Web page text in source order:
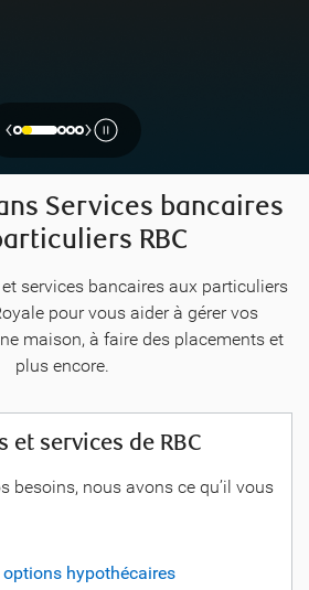
‹ ›
Services bancaires
RBC
services bancaires aux particuliers
pour vous aider à gérer vos
maison, à faire des placements et
plus encore.
et services de RBC
besoins, nous avons ce qu’il vous
options hypothécaires